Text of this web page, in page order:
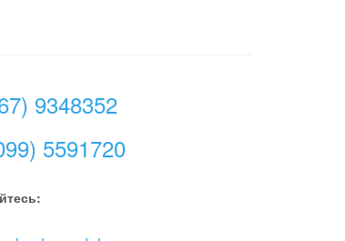
9348352
5591720